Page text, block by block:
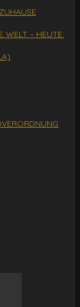
WELT – HEUTE: